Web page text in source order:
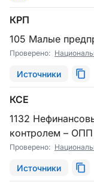
КРП
105 Малые
Проверено:
Источники
КСЕ
1132 Нефинансовые корпорации под иностранным
контролем – ОПП
Проверено:
Источники